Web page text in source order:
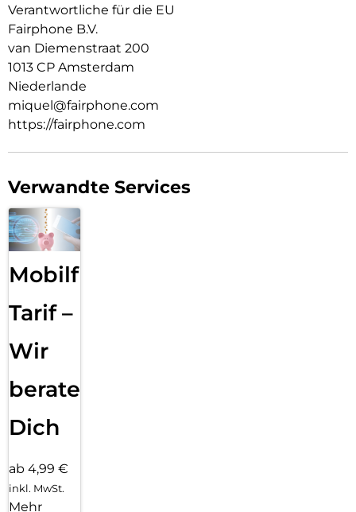
Verantwortliche für die EU
Fairphone B.V.
van Diemenstraat 200
1013 CP Amsterdam
Niederlande
miquel@fairphone.com
https://fairphone.com
Verwandte Services
Mobilfunk
Tarif –
Wir
beraten
Dich
ab 4,99 €
inkl. MwSt.
Mehr